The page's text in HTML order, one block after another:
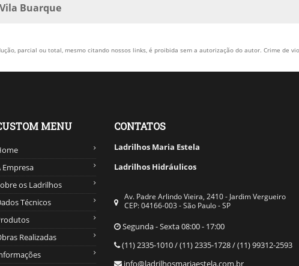
Vila Buarque
parcial ou total, mesmo citando nossos links, é proibida sem a autorização do autor. Crime de
MENU
Empresa
os Ladrilhos
Técnicos
Realizadas
CONTATOS
Ladrilhos Maria Estela
Ladrilhos Hidráulicos
Av. Padre Arlindo Vieira, 2410 - Jardim Vergueiro
CEP: 04166-003 - São Paulo - SP
Segunda - Sexta 08:00 - 17:00
(11) 2335-1010 / (11) 2335-1728 / (11) 99312-2593
info@ladrilhosmariaestela.com.br